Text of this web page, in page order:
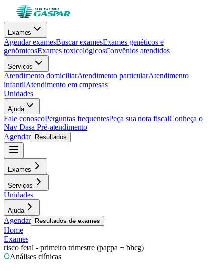
Exames
Agendar examesBuscar examesExames genéticos e
genômicosExames toxicológicosConvênios atendidos
Serviços
Atendimento domiciliarAtendimento particularAtendimento
infantilAtendimento em empresas
Unidades
Ajuda
Fale conoscoPerguntas frequentesPeça sua nota fiscalConheça o
Nav Dasa Pré-atendimento
Agendar
Resultados
Exames
Serviços
Unidades
Ajuda
Agendar Resultados de exames
Home
Exames
risco fetal - primeiro trimestre (pappa + bhcg)
Análises clínicas